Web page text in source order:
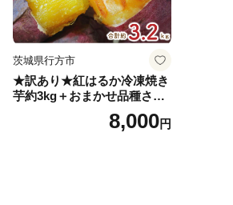
茨城県行方市
★訳あり★紅はるか冷凍焼き
芋約3kg＋おまかせ品種さつ
まいも 合計約3.2kg｜さつ
まいも サツマイモ さつま芋
8,000円